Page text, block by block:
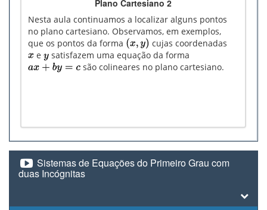
Plano Cartesiano 2
Nesta aula continuamos a localizar alguns pontos
no plano cartesiano. Observamos, em exemplos,
que os pontos da forma
cujas coordenadas
e
satisfazem uma equação da forma
são colineares no plano cartesiano.
Sistemas de Equações do Primeiro Grau com
duas Incógnitas